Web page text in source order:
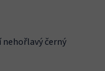
nehořlavý černý